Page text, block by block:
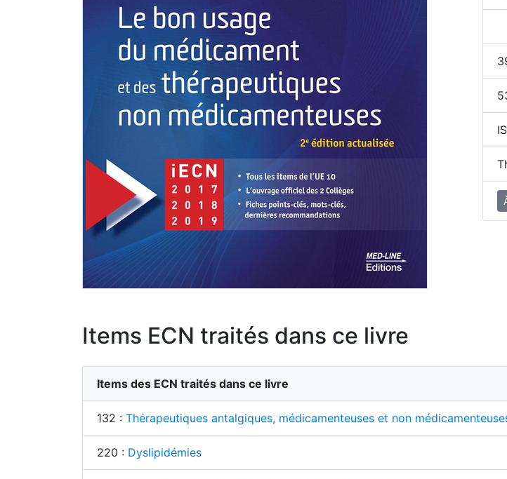
Items ECN traités dans ce livre
Items des ECN traités dans ce livre
132 : Thérapeutiques antalgiques, médicamenteuses et non
220 : Dyslipidémies